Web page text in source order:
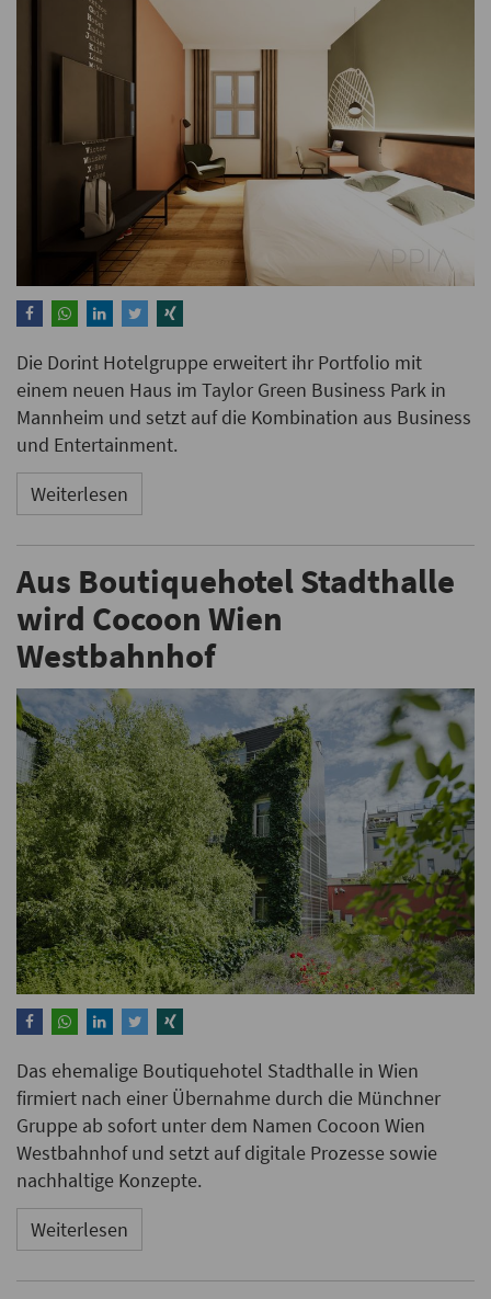
Die Dorint Hotelgruppe erweitert ihr Portfolio mit
einem neuen Haus im Taylor Green Business Park in
Mannheim und setzt auf die Kombination aus Business
und Entertainment.
Weiterlesen
Aus Boutiquehotel Stadthalle
wird Cocoon Wien
Westbahnhof
Das ehemalige Boutiquehotel Stadthalle in Wien
firmiert nach einer Übernahme durch die Münchner
Gruppe ab sofort unter dem Namen Cocoon Wien
Westbahnhof und setzt auf digitale Prozesse sowie
nachhaltige Konzepte.
Weiterlesen